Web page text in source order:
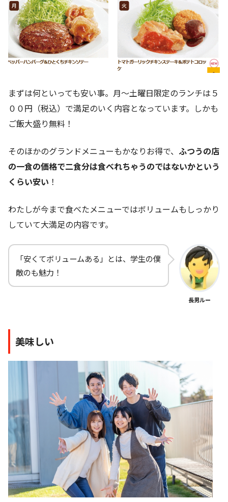
まずは何といっても安い事。月～土曜日限定のランチは５
００円（税込）で満足のいく内容となっています。しかも
ご飯大盛り無料！
そのほかのグランドメニューもかなりお得で、 ふつうの店
の一食の価格で二食分は食べれちゃうのではないかという
くらい安い ！
わたしが今まで食べたメニューではボリュームもしっかり
していて大満足の内容です。
「安くてボリュームある」とは、学生の僕
敵のも魅力！
長男ルー
美味しい